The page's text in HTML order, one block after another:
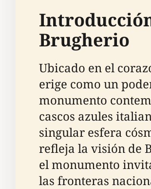
Brugherio
Ubicado en el
erige como un
monumento
cascos azules
singular esfera
refleja la visión de
el monumento
las fronteras